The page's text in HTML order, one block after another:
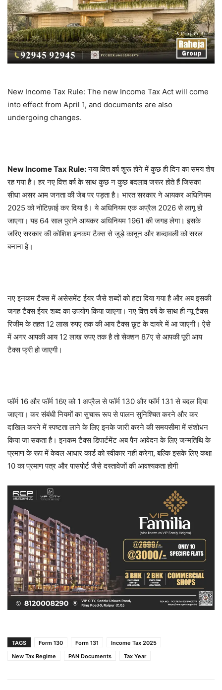
New Income Tax Rule: The new Income Tax Act will come
into effect from April 1, and documents are also
undergoing changes.
New Income Tax Rule:नया वित्त वर्ष शुरू होने में कुछ ही दिन का समय शेष
रह गया है। हर नए वित्त वर्ष के साथ कुछ न कुछ बदलाव जरूर होते हैं जिसका
सीधा असर आम जनता की जेब पर पड़ता है। भारत सरकार ने आयकर अधिनियम
2025 को नोटिफ़ाई कर दिया है। ये अधिनियम एक अप्रैल 2026 से लागू हो
जाएगा। यह 64 साल पुराने आयकर अधिनियम 1961 की जगह लेगा। इसके
जरिए सरकार की कोशिश इनकम टैक्स से जुड़े कानून और शब्दावली को सरल
बनाना है।
नए इनकम टैक्स में असेसमेंट ईयर जैसे शब्दों को हटा दिया गया है और अब इसकी
जगह टैक्स ईयर शब्द का उपयोग किया जाएगा। नए वित्त वर्ष के साथ ही न्यू टैक्स
रिजीम के तहत 12 लाख रुपए तक की आय टैक्स छूट के दायरे में आ जाएगी। ऐसे
में अगर आपकी आय 12 लाख रुपए तक है तो सेक्शन 87ए से आपकी पूरी आय
टैक्स फ्री हो जाएगी।
फॉर्म 16 और फॉर्म 16ए को 1 अप्रैल से फॉर्म 130 और फॉर्म 131 से बदल दिया
जाएगा। कर संबंधी नियमों का सुचारू रूप से पालन सुनिश्चित करने और कर
दाखिल करने में स्पष्टता लाने के लिए इनके जारी करने की समयसीमा में संशोधन
किया जा सकता है। इनकम टैक्स डिपार्टमेंट अब पैन आवेदन के लिए जन्मतिथि के
प्रमाण के रूप में केवल आधार कार्ड को स्वीकार नहीं करेगा, बल्कि इसके लिए कक्षा
10 का प्रमाण पत्र और पासपोर्ट जैसे दस्तावेजों की आवश्यकता होगी
TAGS Form 130 Form 131
Income Tax 2025
New Tax Regime
PAN Documents Tax Year